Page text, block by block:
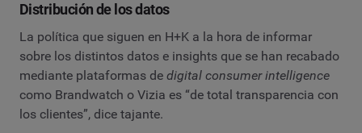
Distribución de los datos
La política que siguen en H+K a la hora de informar
sobre los distintos datos e insights que se han recabado
mediante plataformas de digital consumer intelligence
como Brandwatch o Vizia es “de total transparencia con
los clientes”, dice tajante.